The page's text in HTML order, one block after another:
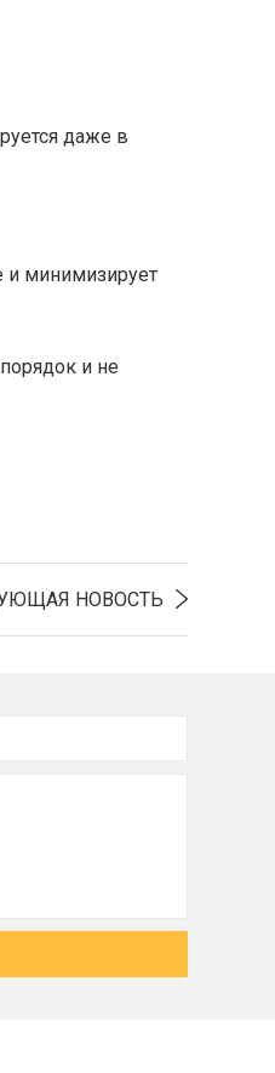
даже в
и минимизирует
и не
НОВОСТЬ